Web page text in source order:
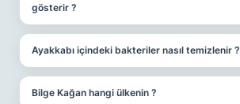
gösterir ?
Ayakkabı içindeki bakteriler nasıl temizlenir ?
Bilge Kağan hangi ülkenin ?